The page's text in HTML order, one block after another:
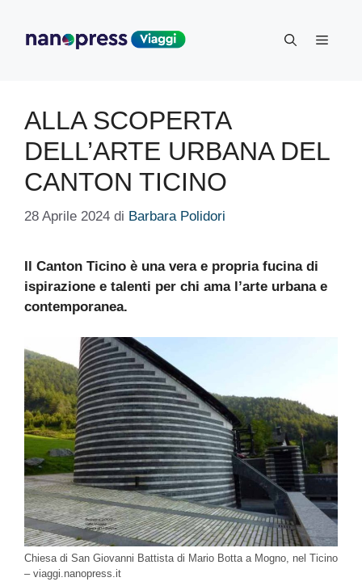
contenuto
Menu
ALLA SCOPERTA
DELL’ARTE URBANA DEL
CANTON TICINO
28 Aprile 2024 di Barbara Polidori
Il Canton Ticino è una vera e propria fucina di
ispirazione e talenti per chi ama l’arte urbana e
contemporanea.
Chiesa di San Giovanni Battista di Mario Botta a Mogno, nel Ticino
– viaggi.nanopress.it